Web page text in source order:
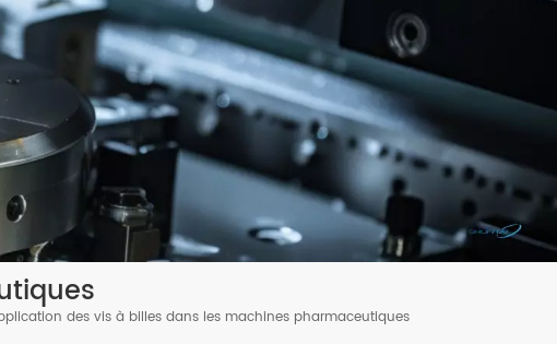
العربية
Deutsch
italiano
français
Indonesia
português
des vis à billes dans les machines pharmaceutiques